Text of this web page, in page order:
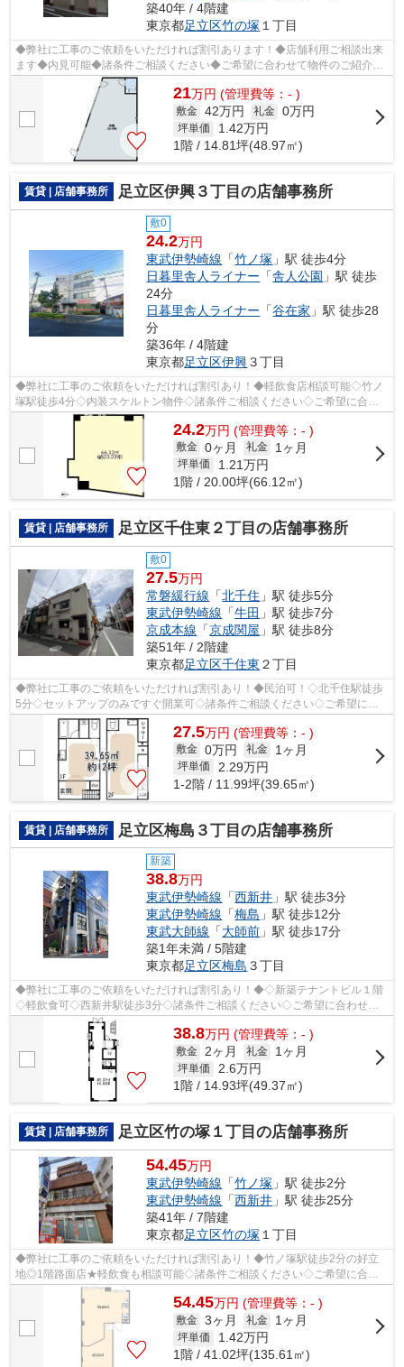
築40年 / 4階建
東京都足立区竹の塚 １丁目
◆弊社に工事のご依頼をいただければ割引あります！◆店舗利用ご相談出来
ます◆内見可能◆諸条件ご相談ください◆ご希望に合わせて物件のご紹介可
能です◆業種・ご希望条件等お気軽にお問い...
21万円 (管理費等：- )
敷金 42万円 礼金 0万円
坪単価 1.42万円
1階 / 14.81坪(48.97㎡)
賃貸 | 店舗事務所 足立区伊興３丁目の店舗事務所
敷0
24.2万円
東武伊勢崎線 「竹ノ塚 」駅 徒歩4分
日暮里舎人ライナー 「舎人公園 」駅 徒歩
24分
日暮里舎人ライナー 「谷在家 」駅 徒歩28
分
築36年 / 4階建
東京都足立区伊興３丁目
◆弊社に工事のご依頼をいただければ割引あり！◆軽飲食店相談可能◇竹ノ
塚駅徒歩4分◇内装スケルトン物件◇諸条件ご相談ください◇ご希望に合わ
せて物件のご提案が可能です◇お気軽にお問い...
24.2万円 (管理費等：- )
敷金 0ヶ月 礼金 1ヶ月
坪単価 1.21万円
1階 / 20.00坪(66.12㎡)
賃貸 | 店舗事務所 足立区千住東２丁目の店舗事務所
敷0
27.5万円
常磐緩行線 「北千住 」駅 徒歩5分
東武伊勢崎線 「牛田 」駅 徒歩7分
京成本線 「京成関屋 」駅 徒歩8分
築51年 / 2階建
東京都足立区千住東 ２丁目
◆弊社に工事のご依頼をいただければ割引あり！◆民泊可！◇北千住駅徒歩
5分◇セットアップのみですぐ開業可◇諸条件ご相談ください◇ご希望に合
わせて物件のご提案が可能です◇お気軽にお問...
27.5万円 (管理費等：- )
敷金 0万円 礼金 1ヶ月
坪単価 2.29万円
1-2階 / 11.99坪(39.65㎡)
賃貸 | 店舗事務所 足立区梅島３丁目の店舗事務所
新築
38.8万円
東武伊勢崎線 「西新井 」駅 徒歩3分
東武伊勢崎線 「梅島 」駅 徒歩12分
東武大師線 「大師前 」駅 徒歩17分
築1年未満 / 5階建
東京都足立区梅島 ３丁目
◆弊社に工事のご依頼をいただければ割引あり！◆◇新築テナントビル１階
◇軽飲食可◇西新井駅徒歩3分◇諸条件ご相談ください◇ご希望に合わせて
物件のご提案が可能です◇お気軽にお問い合わせ...
38.8万円 (管理費等：- )
敷金 2ヶ月 礼金 1ヶ月
坪単価 2.6万円
1階 / 14.93坪(49.37㎡)
賃貸 | 店舗事務所 足立区竹の塚１丁目の店舗事務所
54.45万円
東武伊勢崎線 「竹ノ塚 」駅 徒歩2分
東武伊勢崎線 「西新井 」駅 徒歩25分
築41年 / 7階建
東京都足立区竹の塚１丁目
◆弊社に工事のご依頼をいただければ割引あり！◆竹ノ塚駅徒歩2分の好立
地◎1階路面店★軽飲食も相談可能◇諸条件ご相談ください◇ご希望に合わ
せて物件のご提案が可能です◇お気軽にお問い合...
54.45万円 (管理費等：- )
敷金 3ヶ月 礼金 1ヶ月
坪単価 1.42万円
1階 / 41.02坪(135.61㎡)